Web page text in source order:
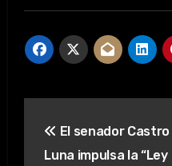
de
El senador Castro
Luna impulsa la “Ley